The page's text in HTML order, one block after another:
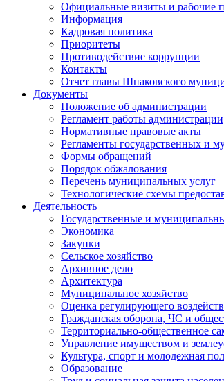
Официальные визиты и рабочие
Информация
Кадровая политика
Приоритеты
Противодействие коррупции
Контакты
Отчет главы Шпаковского
Документы
Положение об администрации
Регламент работы администрации
Нормативные правовые акты
Регламенты государственных и
Формы обращений
Порядок обжалования
Перечень муниципальных услуг
Технологические схемы
Деятельность
Государственные и
Экономика
Закупки
Сельское хозяйство
Архивное дело
Архитектура
Муниципальное хозяйство
Оценка регулирующего
Гражданская оборона, ЧС и
Территориально-общественное
Управление имуществом и
Культура, спорт и молодежная
Образование